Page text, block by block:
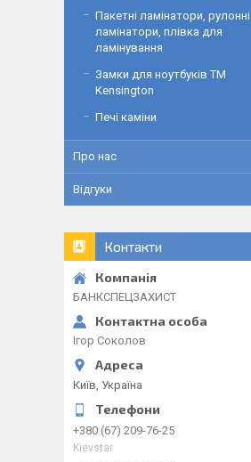
Пакетні ламінатори, рулонні
ламінатори, плівка для
ламінування
Замки для ноутбуків ТМ
Kensington
Печі каміни
Про нас
Відгуки
Контакти
БАНКСПЕЦЗАХИСТ
Ігор Соколов
Київ, Україна
+380 (67) 209-76-25
Kievstar